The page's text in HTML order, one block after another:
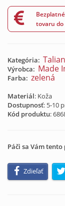
tovaru do
Kategória:
Výrobca: Made
Farba: zelená
Materiál: Koža
Dostupnosť: 5-10
Kód produktu:
Páči sa Vám
Zdieľať